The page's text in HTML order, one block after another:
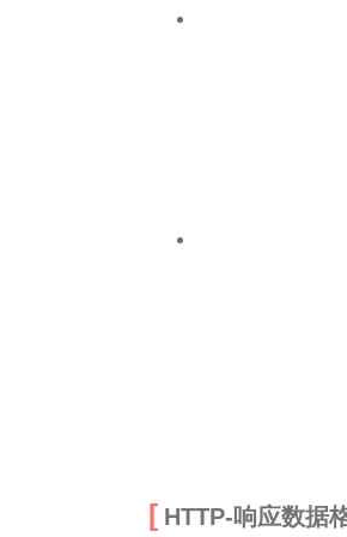
HTTP-响应数据